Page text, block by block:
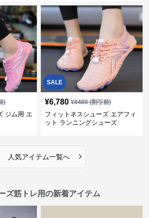
)
ジム用 エ
SALE
¥6,780 ¥8480(割引前)
フィットネスシューズ エアフィ
ット ランニングシューズ
人気アイテム一覧へ ›
ズ筋トレ用の新着アイテム